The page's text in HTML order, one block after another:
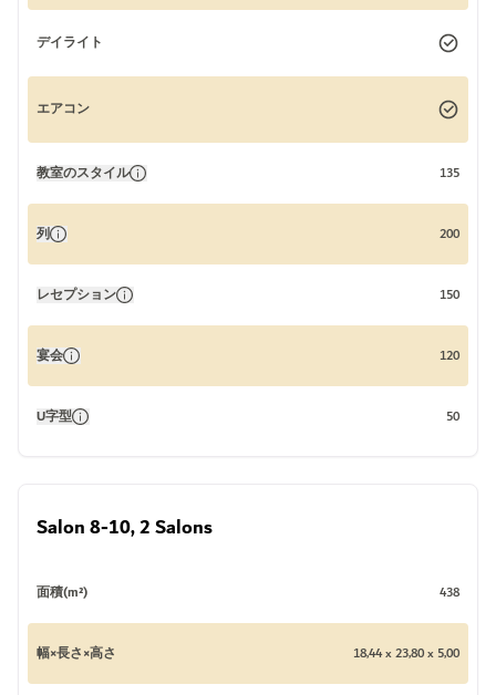
デイライト
エアコン
教室のスタイル 135
列 200
レセプション 150
宴会 120
U字型 50
Salon 8-10, 2 Salons
面積(m²) 438
幅×長さ×高さ 18,44 x 23,80 x 5,00